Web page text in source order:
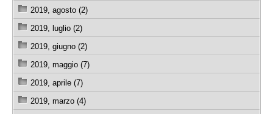
2019, agosto (2)
2019, luglio (2)
2019, giugno (2)
2019, maggio (7)
2019, aprile (7)
2019, marzo (4)